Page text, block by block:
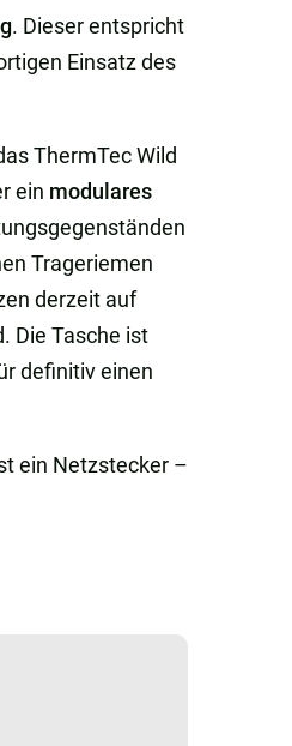
. Dieser entspricht
Einsatz des
ThermTec Wild
ein modulares
Trageriemen
derzeit auf
Die Tasche ist
definitiv einen
ein Netzstecker –